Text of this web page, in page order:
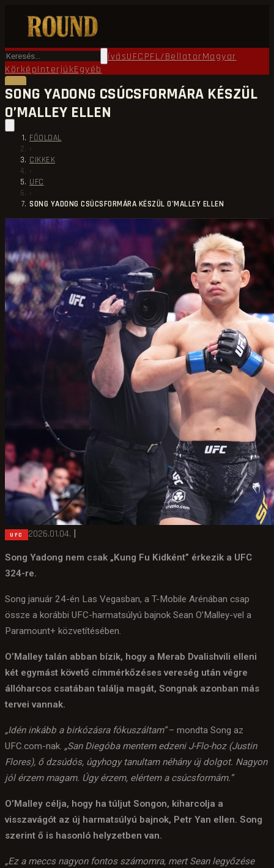
FőoldalRound TV ÖkölvívásUFCPFL/BellatorMagyar
KörképInterjúkEgyéb
SONG YADONG CSÚCSFORMÁRA KÉSZÜL
O’MALLEY ELLEN
FŐOLDAL
›
CIKKEK
›
UFC
›
SONG YADONG CSÚCSFORMÁRA KÉSZÜL O’MALLEY ELLEN
UFC 2026.01.04. |
Song Yadong nem csak „Kung Fu Kidként” érkezik a UFC
324-re.
Song január 24-én Las Vegasban, a T-Mobile Arénában csap
össze a korábbi UFC-harmatsúlyú bajnok Sean O’Malley-vel a
Paramount+ közvetítésében.
O’Malley talán abban bízik, hogy a Merab Dvalishvili elleni
két egymást követő címmérkőzéses vereség után végre
állóharcos csatában találja magát, Songnak azonban más
tervei vannak.
„Idén inkább a birkózásra fókuszáltam”– mondta Song az
UFC.com-nak. „San Diegóba mentem edzeni J-Flo-hoz (Justin
Flores), ő dzsúdós, úgyhogy tanultam néhány új dolgot. Nagyon
jól érzem magam. Úgy érzem, elértem a csúcsformám.”
O’Malley célja, hogy ha túljut Songon, kiharcolja a
visszavágót az új harmatsúlyú bajnok, Petr Yan ellen. Song
szerint ő is hasonló helyzetben van.
„Ez a meccs nagyon fontos számomra, mert Sean legyőzése